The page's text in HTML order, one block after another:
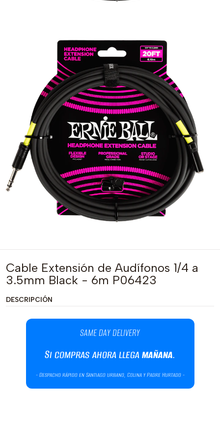
Cable Extensión de Audífonos 1/4 a
3.5mm Black - 6m P06423
DESCRIPCIÓN